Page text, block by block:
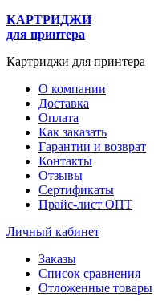
КАРТРИДЖИ
для принтера
Картриджи для принтера
О компании
Доставка
Оплата
Как заказать
Гарантии и возврат
Контакты
Отзывы
Сертификаты
Прайс-лист ОПТ
Личный кабинет
Заказы
Список сравнения
Отложенные товары